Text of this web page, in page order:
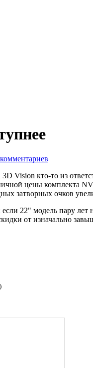
Vision кто-то из
цены комплекта
затворных очков
22" модель пару лет
от изначально